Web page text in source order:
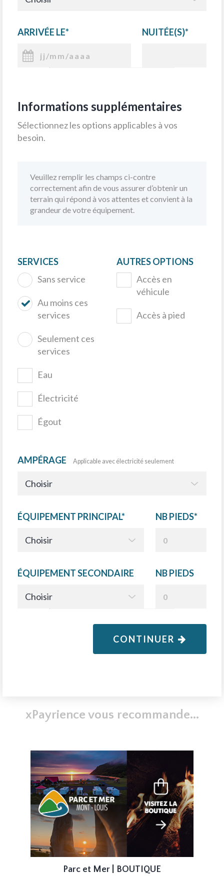
plusieurs fois par semaine. Si vous campez en
ARRIVÉE LE* NUITÉE(S)*
Informations supplémentaires
Sélectionnez les options applicables à vos
besoin.
Veuillez remplir les champs ci-contre
correctement afin de vous assurer d’obtenir un
terrain qui répond à vos attentes et convient à la
grandeur de votre équipement.
SERVICES
Sans service
Au moins ces
services
Seulement ces
services
Eau
Électricité
Égout
AUTRES OPTIONS
Accès en
véhicule
Accès à pied
AMPÉRAGE Applicable avec électricité seulement
ÉQUIPEMENT PRINCIPAL* NB PIEDS*
ÉQUIPEMENT SECONDAIRE NB PIEDS
CONTINUER
xPayrience vous recommande...
Parc et Mer | BOUTIQUE